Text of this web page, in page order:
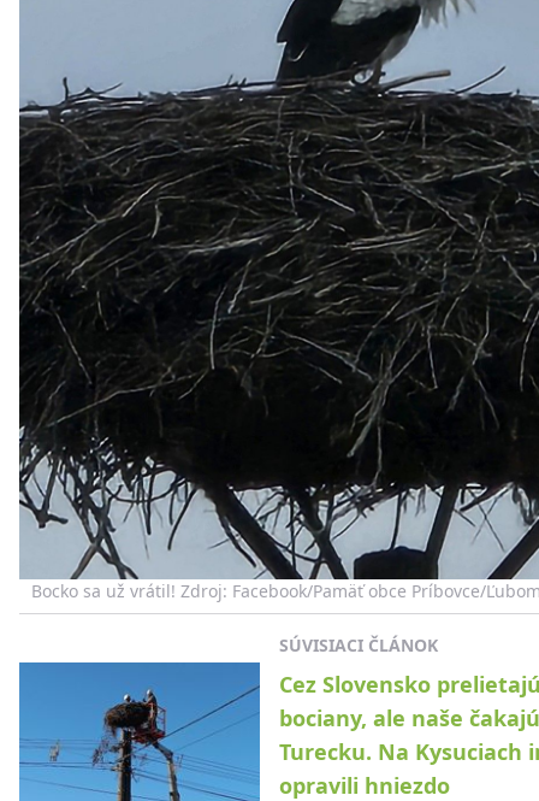
Bocko sa už vrátil! Zdroj: Facebook/Pamäť obce Príbovce/
SÚVISIACI ČLÁNOK
Cez Slovensko
bociany, ale naše
Turecku. Na Kysuciach
opravili hniezdo